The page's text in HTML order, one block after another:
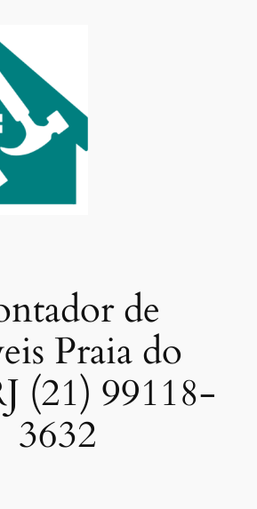
de
Praia do
(21) 99118-
3632